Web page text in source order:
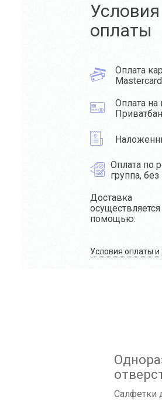
оплаты
Оплата
Mastercard
Оплата на
Оплата по
группа,
Доставка
осуществляется
помощью:
Условия оплаты и
Салфетки